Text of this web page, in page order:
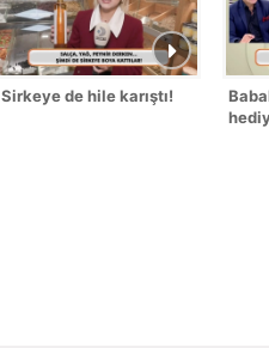
Sirkeye de hile karıştı!